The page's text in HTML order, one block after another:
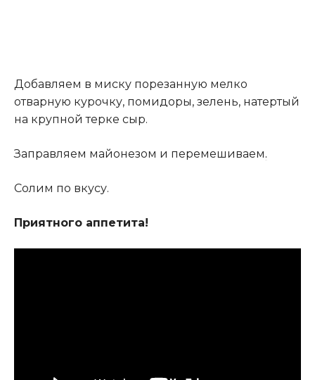
Добавляем в миску порезанную мелко
отварную курочку, помидоры, зелень, натертый
на крупной терке сыр.
Заправляем майонезом и перемешиваем.
Солим по вкусу.
Приятного аппетита!